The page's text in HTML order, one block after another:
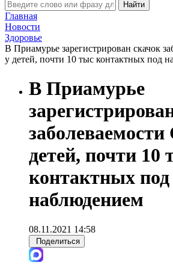
Найти
Главная
Новости
Здоровье
В Приамурье зарегистрирован скачок
у детей, почти 10 тыс контактных под
В Приамурье
детей, почти 10
контактных под
наблюдением
08.11.2021 14:58
Поделиться